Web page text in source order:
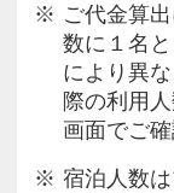
ご代金算
数に１名
により異
際の利用
画面でご確
宿泊人数